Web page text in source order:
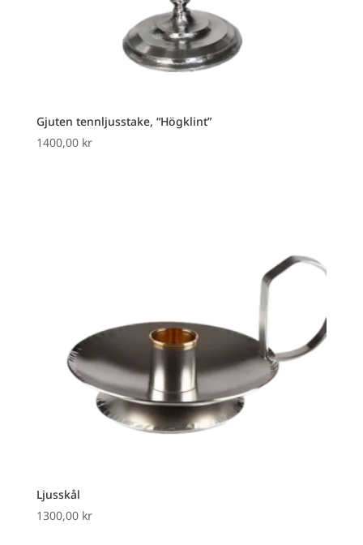
Gjuten tennljusstake, “Högklint”
1400,00 kr
Ljusskål
1300,00 kr